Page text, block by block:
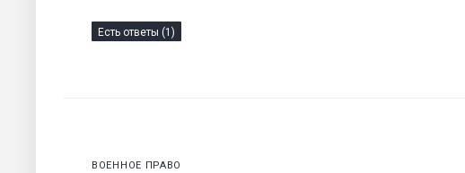
Есть ответы (1)
ВОЕННОЕ ПРАВО